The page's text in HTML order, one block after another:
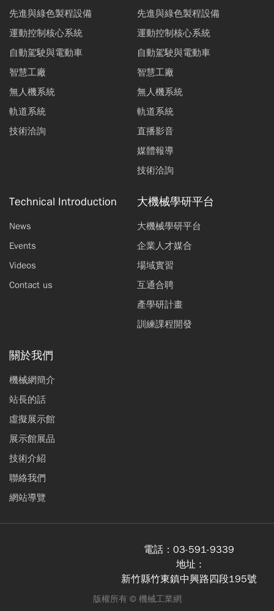
先進與綠色製程設備
運動控制核心系統
自動駕駛與電動車
智慧工廠
無人機系統
軌道系統
技術洽詢
先進與綠色製程設備
運動控制核心系統
自動駕駛與電動車
智慧工廠
無人機系統
軌道系統
直播影音
媒體報導
技術洽詢
Technical Introduction
News
Events
Videos
Contact us
大機械學研平台
大機械學研平台
企業人才媒合
場域實習
互通合聘
產學研計畫
訓練課程開發
關於我們
機械網簡介
站長的話
虛擬展示館
展示館展品
技術介紹
聯絡我們
網站導覽
電話： 03-591-9339
地址 :
新竹縣竹東鎮中興路四段195號
版權所有 © 機械工業網